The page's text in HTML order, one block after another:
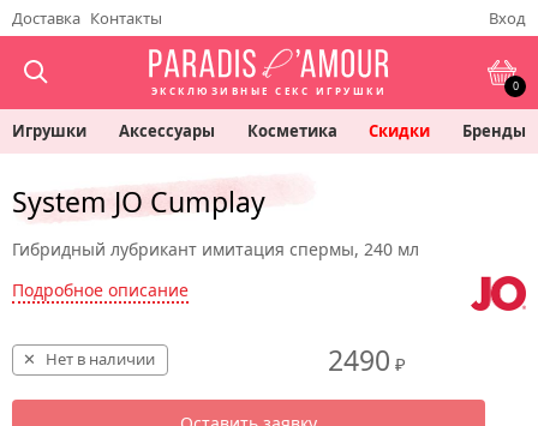
Доставка Контакты Вход
ЭКСКЛЮЗИВНЫЕ СЕКС ИГРУШКИ 0
Игрушки Аксессуары Косметика Скидки Бренды
System JO Cumplay
Гибридный лубрикант имитация спермы, 240 мл
Подробное описание
2490 ₽
Нет в наличии